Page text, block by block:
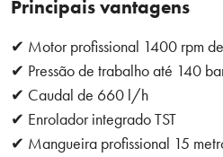
Principais vantagens
✔ Motor profissional 1400 rpm
✔ Pressão de trabalho até 140
✔ Caudal de 660 l/h
✔ Enrolador integrado TST
✔ Mangueira profissional 15